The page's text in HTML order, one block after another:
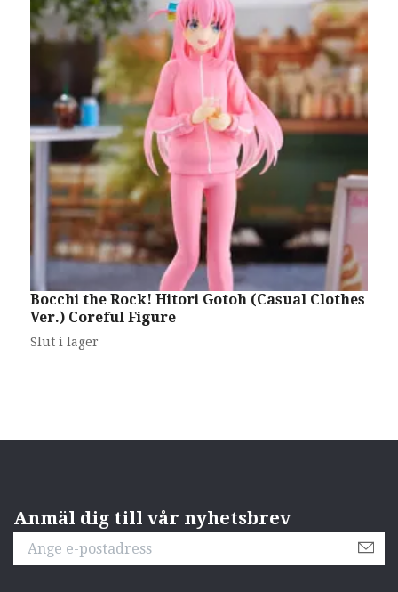
Bocchi the Rock! Hitori Gotoh (Casual Clothes
Ver.) Coreful Figure
Slut i lager
Anmäl dig till vår nyhetsbrev